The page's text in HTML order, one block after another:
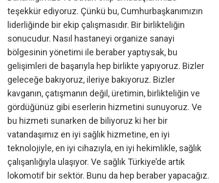
teşekkür ediyoruz. Çünkü bu, Cumhurbaşkanımızın
liderliğinde bir ekip çalışmasıdır. Bir birlikteliğin
sonucudur. Nasıl hastaneyi organize sanayi
bölgesinin yönetimi ile beraber yaptıysak, bu
gelişimleri de başarıyla hep birlikte yapıyoruz. Bizler
geleceğe bakıyoruz, ileriye bakıyoruz. Bizler
kavganın, çatışmanın değil, üretimin, birlikteliğin ve
gördüğünüz gibi eserlerin hizmetini sunuyoruz. Ve
bu hizmeti sunarken de biliyoruz ki her bir
vatandaşımız en iyi sağlık hizmetine, en iyi
teknolojiyle, en iyi cihazıyla, en iyi hekimlikle, sağlık
çalışanlığıyla ulaşıyor. Ve sağlık Türkiye’de artık
lokomotif bir sektör. Bunu da hep beraber yapacağız.